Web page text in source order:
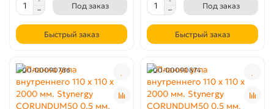
Под заказ
Быстрый заказ
Под заказ
Быстрый заказ
00-00090786 00-00090874